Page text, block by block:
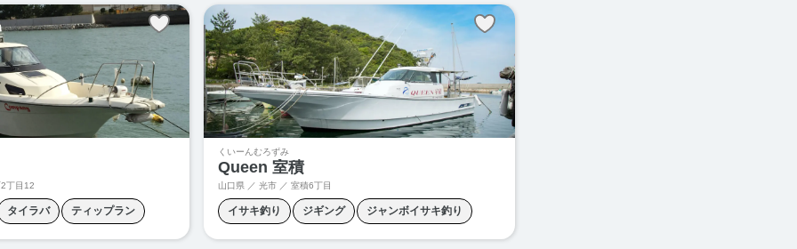
根魚釣り 泳がせ釣り 落とし込み釣り
丁目12
タイラバ ティップラン
くいーんむろずみ
Queen 室積
山口県 ／ 光市 ／ 室積6丁目
イサキ釣り ジギング ジャンボイサキ釣り
タイラバ タチウオ釣り 五目釣り 根魚釣り